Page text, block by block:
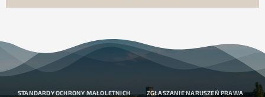
STANDARDY OCHRONY MAŁOLETNICH ZGŁASZANIE NARUSZEŃ PRAWA